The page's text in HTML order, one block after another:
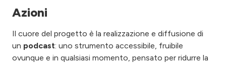
Azioni
Il cuore del progetto è la realizzazione e diffusione di
un podcast: uno strumento accessibile, fruibile
ovunque e in qualsiasi momento, pensato per ridurre la